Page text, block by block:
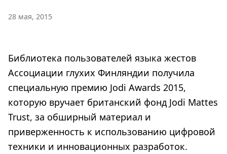
28 мая, 2015
Библиотека пользователей языка жестов
Ассоциации глухих Финляндии получила
специальную премию Jodi Awards 2015,
которую вручает британский фонд Jodi Mattes
Trust, за обширный материал и
приверженность к использованию цифровой
техники и инновационных разработок.